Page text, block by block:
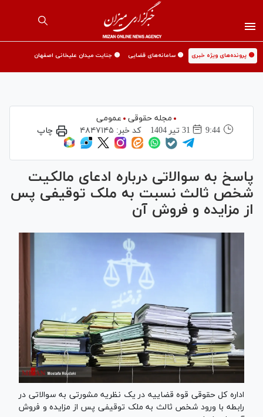
🟡 پرونده‌های ویژه خبری 🟡 سامانه‌های قضایی 🟡 جنایت میدان علیخانی اصفهان
مجله حقوقی
عمومی
9:44
31 تير 1404 کد خبر: ۴۸۴۷۱۴۵ چاپ
پاسخ به سوالاتی درباره ادعای مالکیت
شخص ثالث نسبت به ملک توقیفی پس
از مزایده و فروش آن
اداره کل حقوقی قوه قضاییه در یک نظریه مشورتی به سوالاتی در
رابطه با ورود شخص ثالث به ملک توقیفی پس از مزایده و فروش